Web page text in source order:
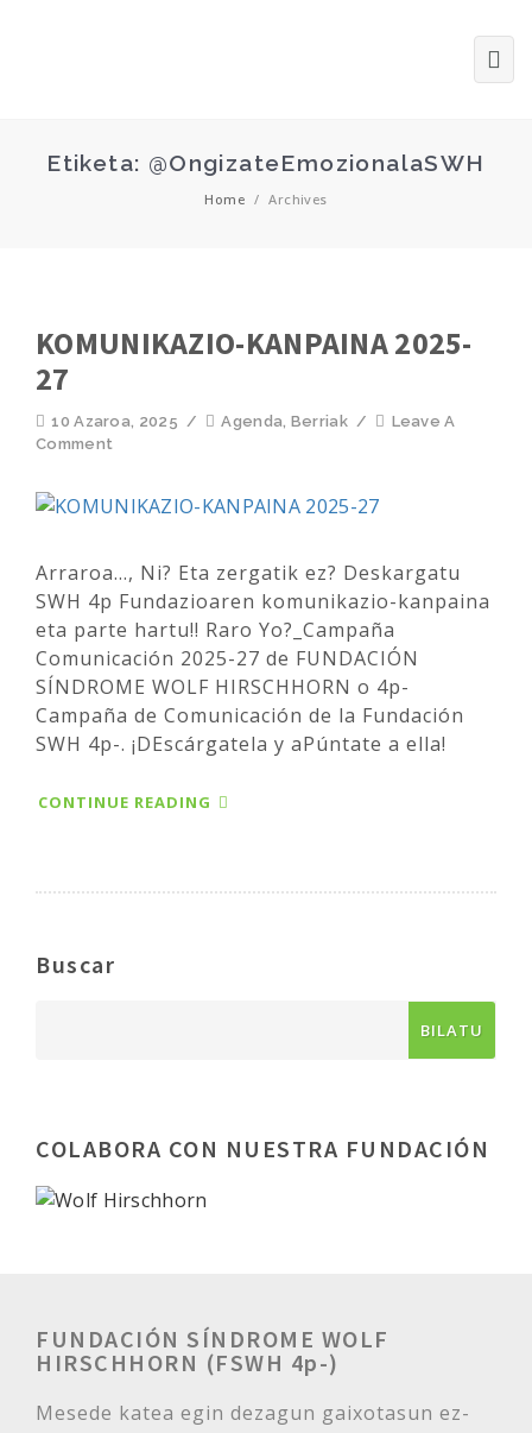
Etiketa: @OngizateEmozionalaSWH
Home / Archives
KOMUNIKAZIO-KANPAINA 2025-
27
10 Azaroa, 2025 / Agenda, Berriak /
Leave A
Comment
Arraroa..., Ni? Eta zergatik ez? Deskargatu
SWH 4p Fundazioaren komunikazio-kanpaina
eta parte hartu!! Raro Yo?_Campaña
Comunicación 2025-27 de FUNDACIÓN
SÍNDROME WOLF HIRSCHHORN o 4p-
Campaña de Comunicación de la Fundación
SWH 4p-. ¡DEscárgatela y aPúntate a ella!
CONTINUE READING
Buscar
COLABORA CON NUESTRA FUNDACIÓN
FUNDACIÓN SÍNDROME WOLF
HIRSCHHORN (FSWH 4p-)
Mesede katea egin dezagun gaixotasun ez-